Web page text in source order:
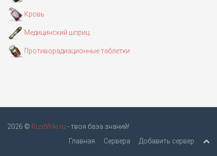
Кровь
Медицинский шприц
Противорадиационные таблетки
2026 © RustWiki.ru - твоя база знаний!
Главная
Сервера Добавить сервер